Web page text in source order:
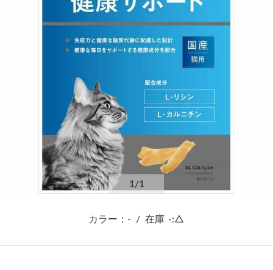
1 /1
カラー：- / 在庫 -:△